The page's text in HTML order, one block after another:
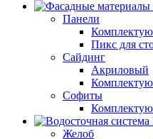
Панели
Пикс для
Сайдинг
Акриловый
Софиты
Желоб